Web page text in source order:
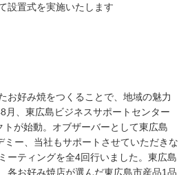
設置式を実施いたします
お好み焼をつくることで、地域の魅力
月、東広島ビジネスサポートセンター
トが始動。オブザーバーとして東広島
ー、当社もサポートさせていただきな
ーティングを全4回行いました。東広島
各お好み焼店が選んだ東広島市産品1品